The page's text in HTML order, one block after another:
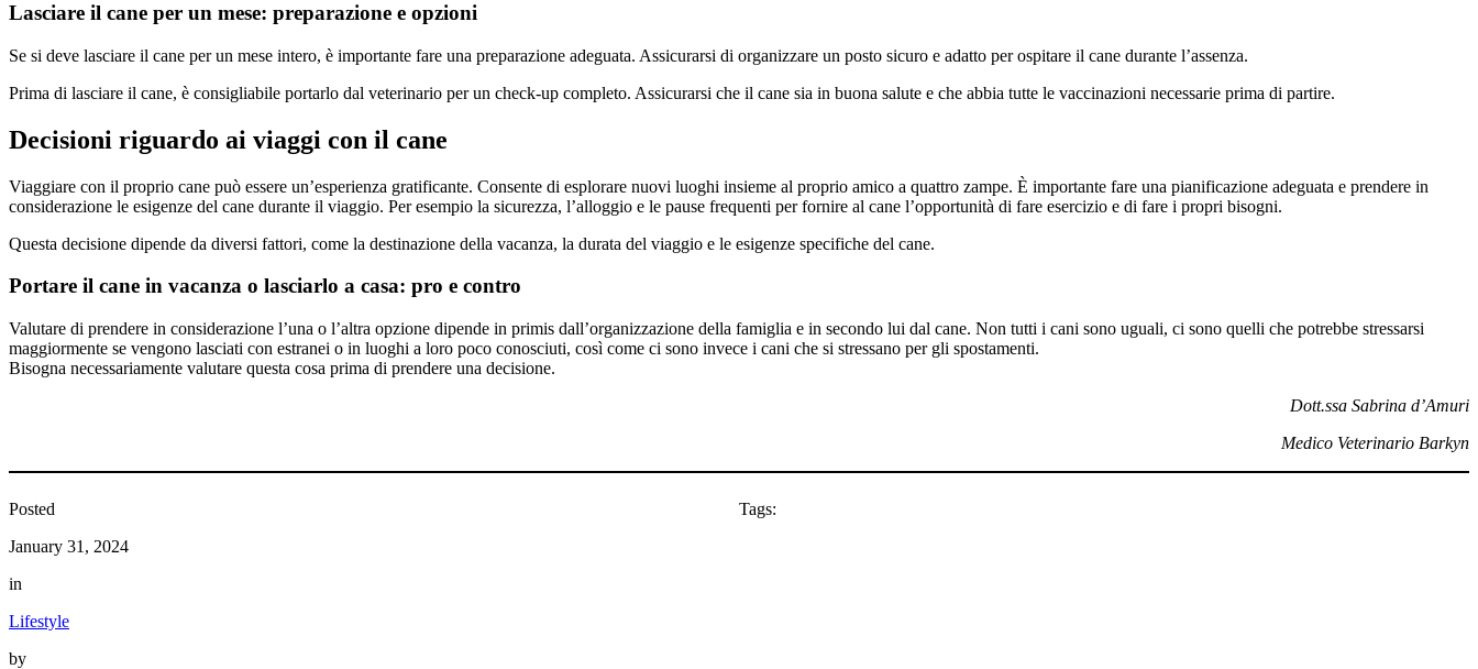
Lasciare il cane per un mese: preparazione e opzioni
Se si deve lasciare il cane per un mese intero, è importante fare una preparazione adeguata. Assicurarsi di organizzare un posto sicuro e adatto per ospitare il cane durante l’assenza.
Prima di lasciare il cane, è consigliabile portarlo dal veterinario per un check-up completo. Assicurarsi che il cane sia in buona salute e che abbia tutte le vaccinazioni necessarie prima di partire.
Decisioni riguardo ai viaggi con il cane
Viaggiare con il proprio cane può essere un’esperienza gratificante. Consente di esplorare nuovi luoghi insieme al proprio amico a quattro zampe. È importante fare una pianificazione adeguata e prendere in
considerazione le esigenze del cane durante il viaggio. Per esempio la sicurezza, l’alloggio e le pause frequenti per fornire al cane l’opportunità di fare esercizio e di fare i propri bisogni.
Questa decisione dipende da diversi fattori, come la destinazione della vacanza, la durata del viaggio e le esigenze specifiche del cane.
Portare il cane in vacanza o lasciarlo a casa: pro e contro
Valutare di prendere in considerazione l’una o l’altra opzione dipende in primis dall’organizzazione della famiglia e in secondo lui dal cane. Non tutti i cani sono uguali, ci sono quelli che potrebbe stressarsi
maggiormente se vengono lasciati con estranei o in luoghi a loro poco conosciuti, così come ci sono invece i cani che si stressano per gli spostamenti.
Bisogna necessariamente valutare questa cosa prima di prendere una decisione.
Dott.ssa Sabrina d’Amuri
Medico Veterinario Barkyn
Posted
January 31, 2024
in
Lifestyle
by
Tags: